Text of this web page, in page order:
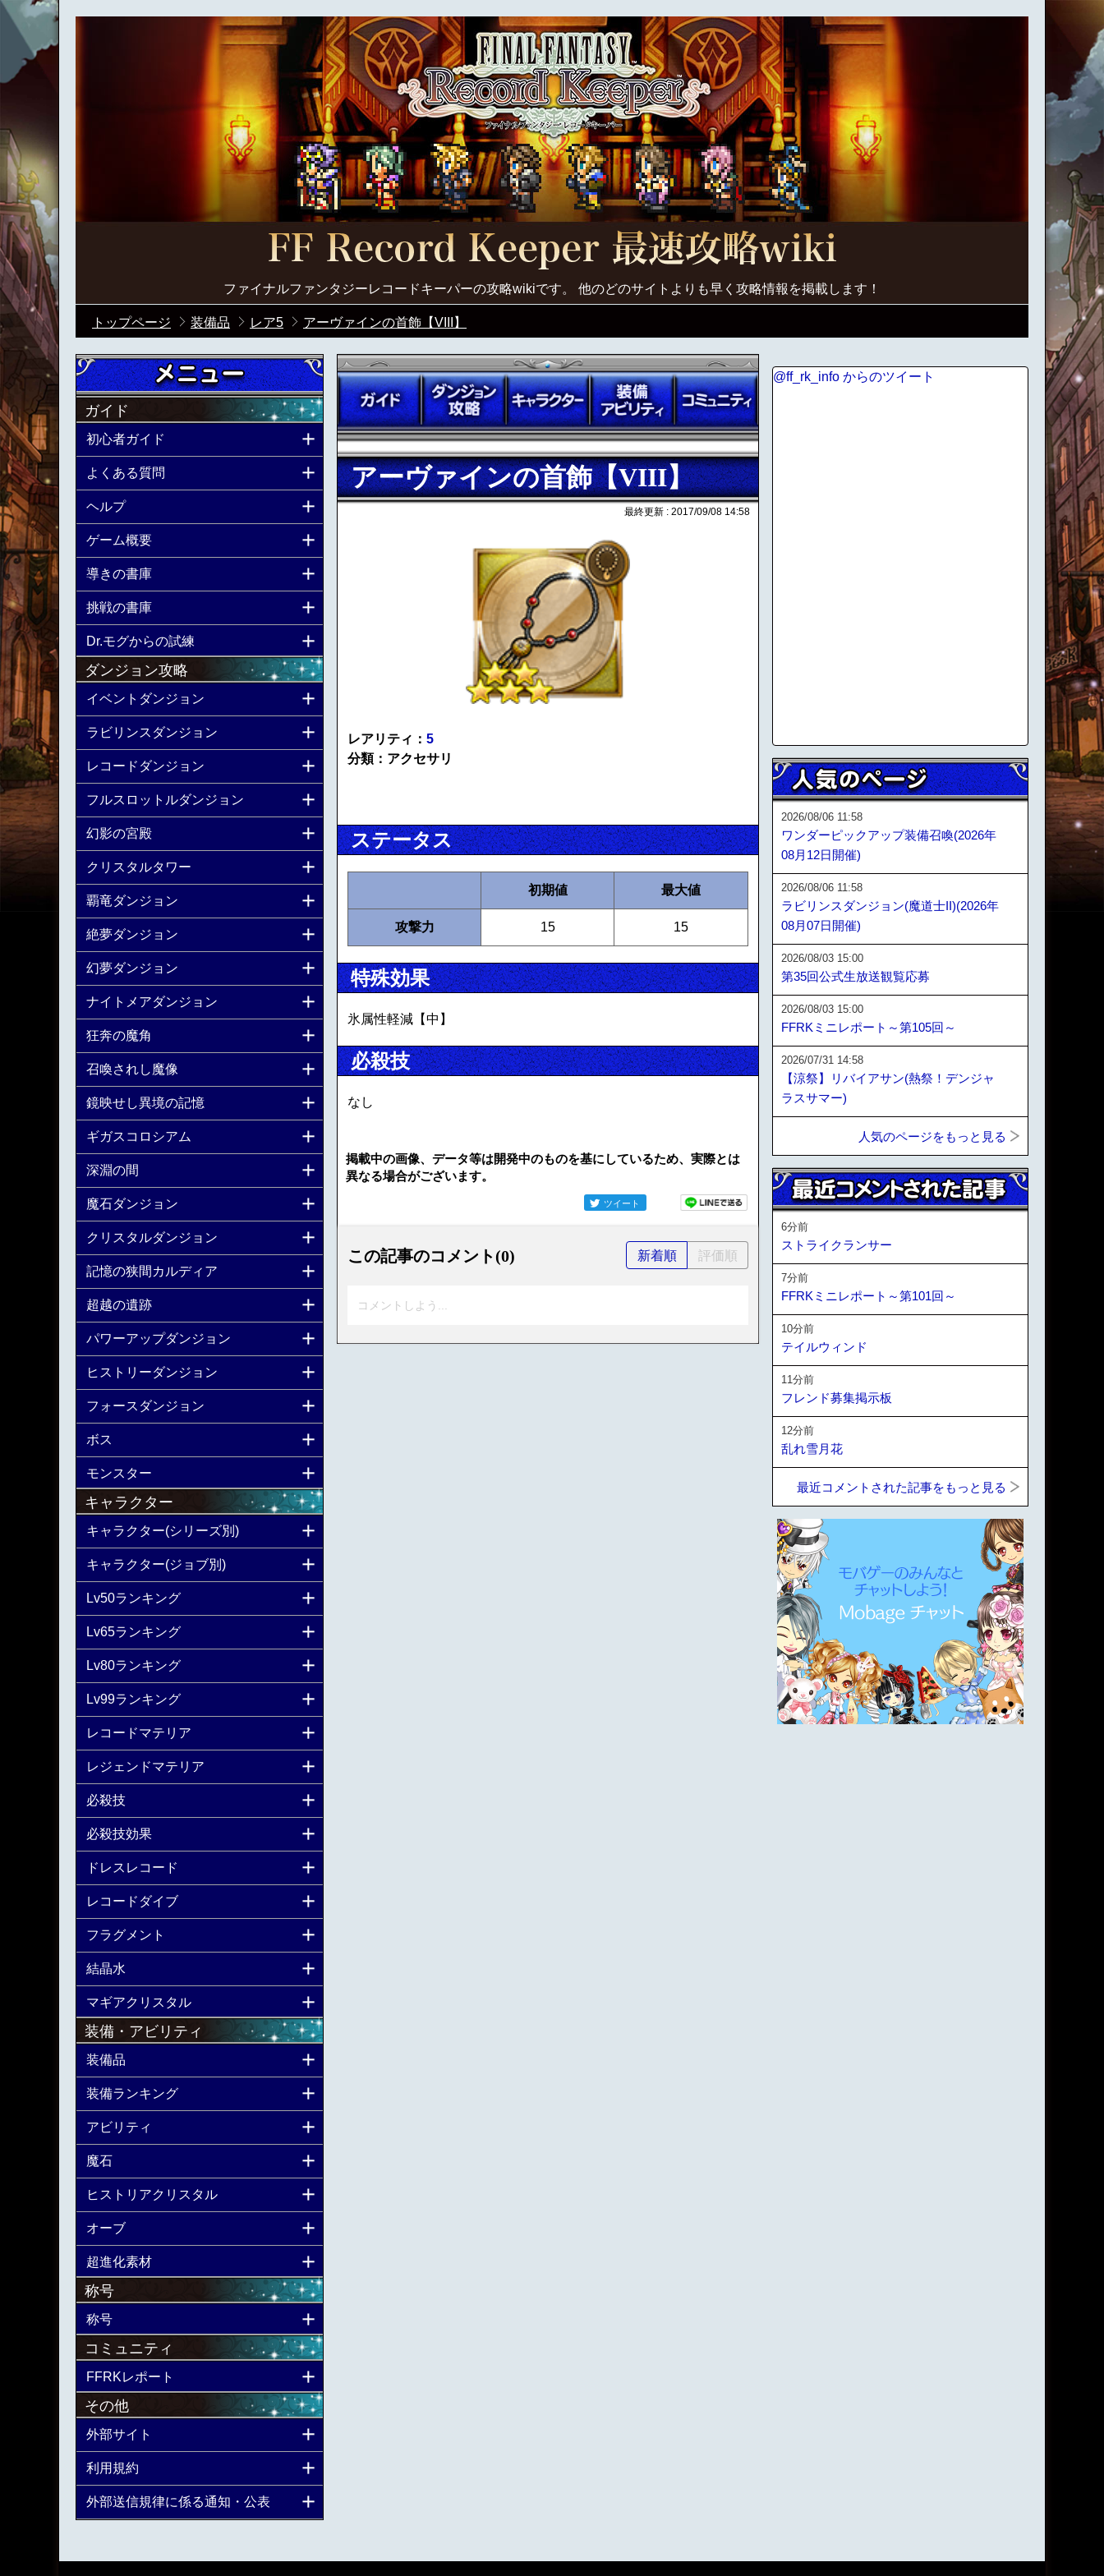
ファイナルファンタジーレコードキーパーの攻略wikiです。 他のどのサイトよりも早く攻略情報を掲載します！
トップページ 装備品 レア5 アーヴァインの首飾【VIII】
アーヴァインの首飾【VIII】
最終更新 : 2017/09/08 14:58
レアリティ： 5
分類：アクセサリ
ステータス
初期値 最大値
攻撃力 15 15
特殊効果
氷属性軽減【中】
必殺技
なし
掲載中の画像、データ等は開発中のものを基にしているため、実際とは
異なる場合がございます。
ツイート
この記事のコメント(0) 新着順 評価順
コメントしよう...
ガイド
初心者ガイド
よくある質問
ヘルプ
ゲーム概要
導きの書庫
挑戦の書庫
Dr.モグからの試練
ダンジョン攻略
イベントダンジョン
ラビリンスダンジョン
レコードダンジョン
フルスロットルダンジョン
幻影の宮殿
クリスタルタワー
覇竜ダンジョン
絶夢ダンジョン
幻夢ダンジョン
ナイトメアダンジョン
狂奔の魔角
召喚されし魔像
鏡映せし異境の記憶
ギガスコロシアム
深淵の間
魔石ダンジョン
クリスタルダンジョン
記憶の狭間カルディア
超越の遺跡
パワーアップダンジョン
ヒストリーダンジョン
フォースダンジョン
ボス
モンスター
キャラクター
キャラクター(シリーズ別)
キャラクター(ジョブ別)
Lv50ランキング
Lv65ランキング
Lv80ランキング
Lv99ランキング
レコードマテリア
レジェンドマテリア
必殺技
必殺技効果
ドレスレコード
レコードダイブ
フラグメント
結晶水
マギアクリスタル
装備・アビリティ
装備品
装備ランキング
アビリティ
魔石
ヒストリアクリスタル
オーブ
超進化素材
称号
称号
コミュニティ
FFRKレポート
その他
外部サイト
利用規約
外部送信規律に係る通知・公表
@ff_rk_info からのツイート
2026/08/06 11:58
ワンダーピックアップ装備召喚(2026年
08月12日開催)
2026/08/06 11:58
ラビリンスダンジョン(魔道士II)(2026年
08月07日開催)
2026/08/03 15:00
第35回公式生放送観覧応募
2026/08/03 15:00
FFRKミニレポート～第105回～
2026/07/31 14:58
【涼祭】リバイアサン(熱祭！デンジャ
ラスサマー)
人気のページをもっと見る
6分前
ストライクランサー
7分前
FFRKミニレポート～第101回～
10分前
テイルウィンド
11分前
フレンド募集掲示板
12分前
乱れ雪月花
最近コメントされた記事をもっと見る